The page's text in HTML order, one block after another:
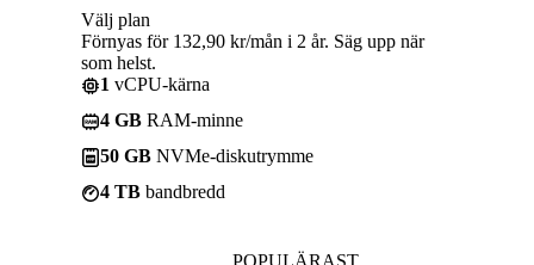
Välj plan
Förnyas för 132,90 kr/mån i 2 år. Säg upp när
som helst.
1 vCPU-kärna
4 GB RAM-minne
50 GB NVMe-diskutrymme
4 TB bandbredd